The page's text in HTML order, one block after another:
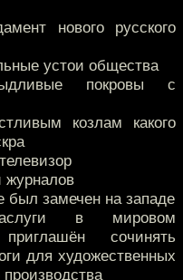
нового русского
устои общества
покровы с
козлам какого
журналов
замечен на западе
в мировом
сочинять
для художественных